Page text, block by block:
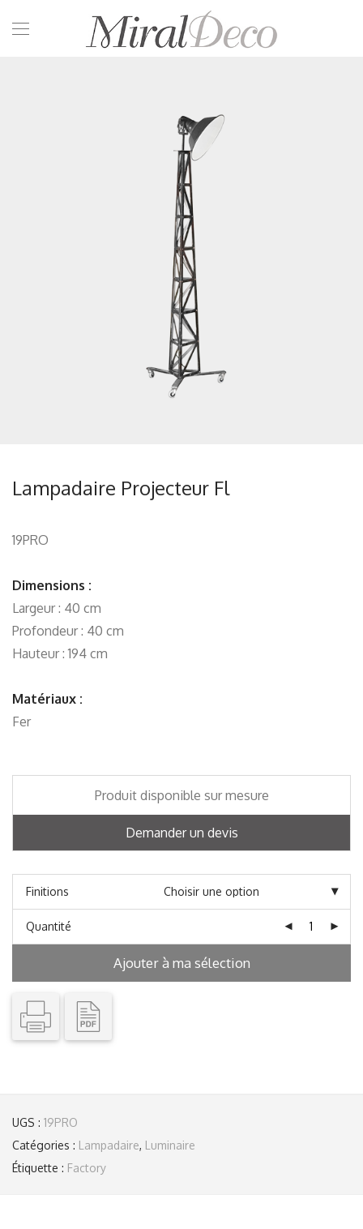
Lampadaire Projecteur Fl
19PRO
Dimensions :
Largeur : 40 cm
Profondeur : 40 cm
Hauteur : 194 cm
Matériaux :
Fer
Produit disponible sur mesure
Demander un devis
Finitions
Quantité
Ajouter à ma sélection
UGS : 19PRO
Catégories : Lampadaire, Luminaire
Étiquette : Factory